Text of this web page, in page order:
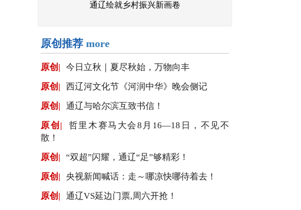
通辽绘就乡村振兴新画卷
原创推荐 more
原创| 今日立秋｜夏尽秋始，万物向丰
原创| 西辽河文化节《河润中华》晚会侧记
原创| 通辽与哈尔滨互致书信！
原创|
哲里木赛马大会8月16—18日，不见不
散！
原创| “双超”闪耀，通辽“足”够精彩！
原创| 央视新闻喊话：走～哪凉快哪待着去！
原创| 通辽VS延边门票,周六开抢！